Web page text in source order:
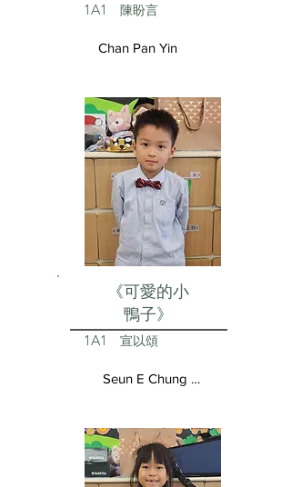
1A1 陳盼言
Chan Pan Yin
《可愛的小
鴨子》
1A1 宣以頌
Seun E Chung Aston